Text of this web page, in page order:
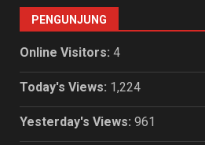
PENGUNJUNG
Online Visitors: 4
Today's Views: 1,224
Yesterday's Views: 961